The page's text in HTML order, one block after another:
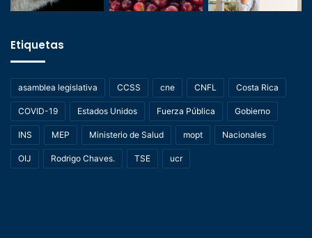
Etiquetas
asamblea legislativa CCSS cne CNFL Costa Rica
COVID-19 Estados Unidos Fuerza Pública Gobierno
INS MEP Ministerio de Salud mopt Nacionales
OIJ Rodrigo Chaves. TSE ucr